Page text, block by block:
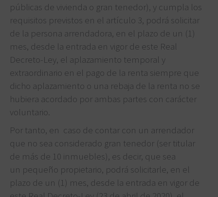
públicas de vivienda o gran tenedor), y cumpla los
requisitos previstos en el artículo 3, podrá solicitar
de la persona arrendadora, en el plazo de un (1)
mes, desde la entrada en vigor de este Real
Decreto-Ley, el aplazamiento temporal y
extraordinario en el pago de la renta siempre que
dicho aplazamiento o una rebaja de la renta no se
hubiera acordado por ambas partes con carácter
voluntario.
Por tanto, en caso de contar con un arrendador
que no sea considerado gran tenedor (ser titular
de más de 10 inmuebles), es decir, que sea
un pequeño propietario, podrá solicitarle, en el
plazo de un (1) mes, desde la entrada en vigor de